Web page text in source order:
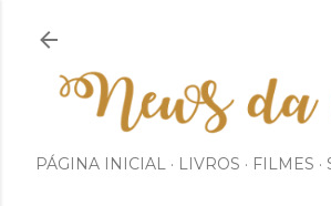
PÁGINA INICIAL LIVROS FILMES